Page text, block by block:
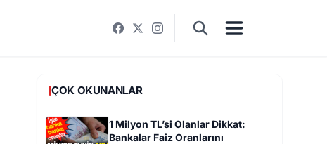
ÇOK OKUNANLAR
1 Milyon TL’si Olanlar Dikkat:
Bankalar Faiz Oranlarını